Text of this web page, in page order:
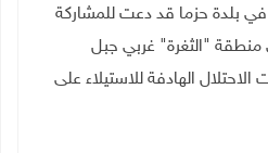
في بلدة حزما قد دعت للمشاركة
"الثغرة" غربي جبل
الهادفة للاستيلاء على